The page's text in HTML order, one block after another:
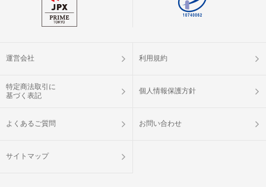
運営会社 利用規約
特定商法取引に
基づく表記
個人情報保護方針
よくあるご質問 お問い合わせ
サイトマップ